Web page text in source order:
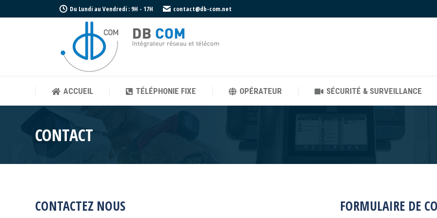
Du Lundi au Vendredi : 9H - 17H contact@db-com.net
ACCUEIL TÉLÉPHONIE FIXE OPÉRATEUR SÉCURITÉ & SURVEILLANCE
CONTACT
CONTACTEZ NOUS FORMULAIRE DE
ACCUEIL TÉLÉPHONIE FIXE OPÉRATEUR SÉCURITÉ & SURVEILLANCE